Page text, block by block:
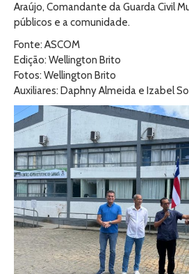
Araújo, Comandante da Guarda Civil
públicos e a comunidade.
Fonte: ASCOM
Edição: Wellington Brito
Fotos: Wellington Brito
Auxiliares: Daphny Almeida e Izabel